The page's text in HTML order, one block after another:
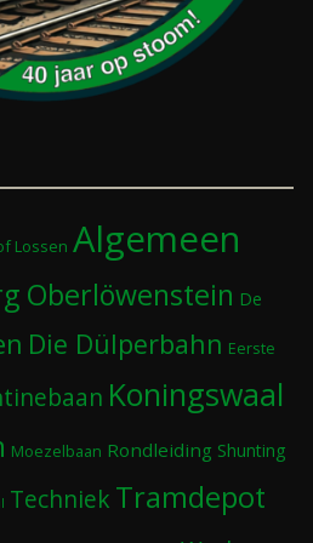
Lossen Algemeen
Oberlöwenstein De
Die Dülperbahn Eerste
Koningswaal
Moezelbaan Rondleiding Shunting
Techniek Tramdepot